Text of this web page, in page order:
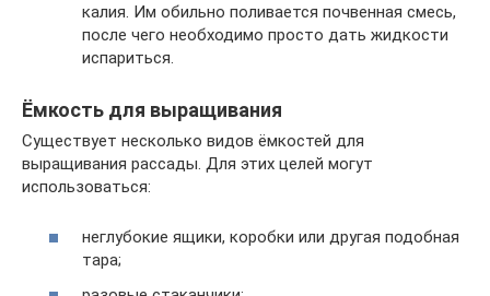
калия. Им обильно поливается почвенная смесь,
после чего необходимо просто дать жидкости
испариться.
Ёмкость для выращивания
Существует несколько видов ёмкостей для
выращивания рассады. Для этих целей могут
использоваться:
неглубокие ящики, коробки или другая подобная
тара;